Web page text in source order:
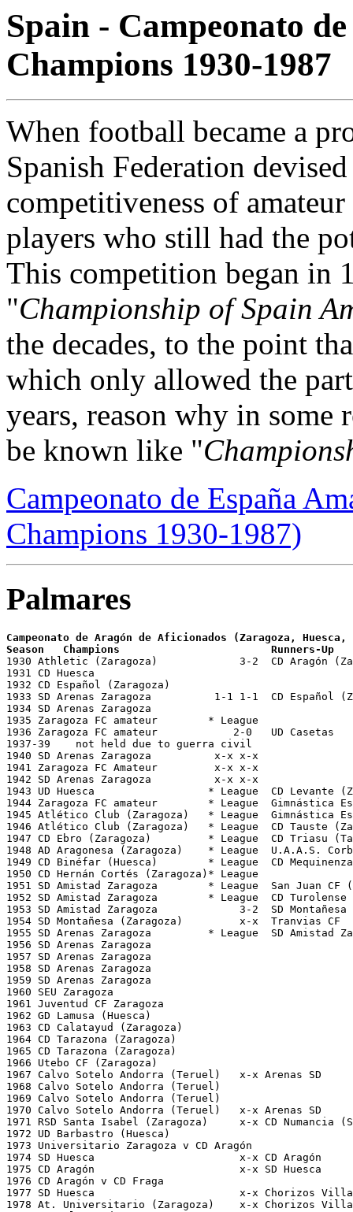
Spain - Campeonato
Champions 1930-1987
When football became a
Spanish Federation
competitiveness of
players who still had the
This competition began in
"Championship of Spain
the decades, to the point
which only allowed the
years, reason why in
be known like "
Campeonato de España
Champions 1930-1987)
Palmares
Campeonato de Aragón de Aficionados
(Zaragoza,
1930 Athletic (Zaragoza)  	     3-2  CD Aragón (Zaragoza)		30/03/1930 Zaragoza, Torrero
1931 CD Huesca
1932 CD Español (Zaragoza)
1933 SD Arenas Zaragoza	 	 1-1 1-1  CD Español (Zaragoza)		13/04/1933  16/04/1933  23/04/1933
1934 SD Arenas Zaragoza
1935 Zaragoza FC amateur	* League
1936 Zaragoza FC amateur	    2-0   UD Casetas		        28/04/1936, Zaragoza, Torrero
1937-39    not held due to guerra civil
1940 SD Arenas Zaragoza     	 x-x x-x
1941 Zaragoza FC Amateur	 x-x x-x
1942 SD Arenas Zaragoza	 	 x-x x-x
1943 UD Huesca                  * League  CD Levante
1944 Zaragoza FC amateur	* League  Gimnástica Española
1945 Atlético Club (Zaragoza)	* League  Gimnástica Española
1946 Atlético Club (Zaragoza)   * League  CD Tauste
1947 CD Ebro (Zaragoza)		* League  CD Triasu (Tarazona)
1948 AD Aragonesa (Zaragoza)    * League  U.A.A.S.
1949 CD Binéfar (Huesca)	* League  CD Mequinenza (Zaragoza)
1950 CD Hernán Cortés (Zaragoza)* League
1951 SD Amistad Zaragoza	* League  San Juan CF (Zaragoza)
1952 SD Amistad Zaragoza	* League  CD Turolense (Teruel)
1953 SD Amistad Zaragoza	     3-2  SD Montañesa (Zaragoza)	12/04/1953, Zaragoza, Torrero
1954 SD Montañesa (Zaragoza)         x-x  Tranvias CF			xx/xx/1954, Zaragoza, Torrero
1955 SD Arenas Zaragoza		* League  SD Amistad Zaragoza
1956 SD Arenas Zaragoza
1957 SD Arenas Zaragoza
1958 SD Arenas Zaragoza
1959 SD Arenas Zaragoza
1960 SEU Zaragoza
1961 Juventud CF Zaragoza
1962 GD Lamusa (Huesca)
1963 CD Calatayud (Zaragoza)
1964 CD Tarazona (Zaragoza)
1965 CD Tarazona (Zaragoza)
1966 Utebo CF (Zaragoza)
1967 Calvo Sotelo Andorra (Teruel)   x-x Arenas SD
1968 Calvo Sotelo Andorra (Teruel)
1969 Calvo Sotelo Andorra (Teruel)
1970 Calvo Sotelo Andorra (Teruel)   x-x Arenas SD
1971 RSD Santa Isabel (Zaragoza)     x-x CD Numancia (Soria)		xx-xx-1971, Zaragoza, La
1972 UD Barbastro (Huesca)
1973 Universitario Zaragoza v CD
1974 SD Huesca			     x-x CD Aragón
1975 CD Aragón			     x-x SD Huesca
1976 CD Aragón v CD Fraga
1977 SD Huesca			     x-x Chorizos Villar (Soria) [pen]
1978 At. Universitario (Zaragoza)    x-x Chorizos